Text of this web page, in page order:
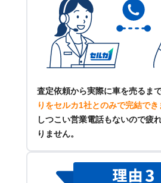
査定依頼から実際に車を売るまで
りをセルカ1社とのみで完結でき
しつこい営業電話もないので疲
りません。